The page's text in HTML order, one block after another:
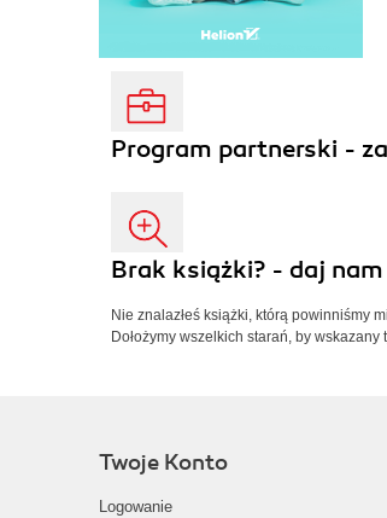
Program partnerski -
Brak książki? - daj nam
Nie znalazłeś książki, którą powinniśmy
Dołożymy wszelkich starań, by
Twoje Konto
Logowanie